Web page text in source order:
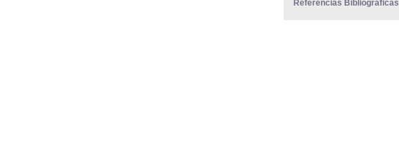
Referências Bibliográficas